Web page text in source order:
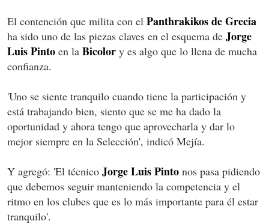
El contención que milita con el Panthrakikos de Grecia
ha sido uno de las piezas claves en el esquema de Jorge
Luis Pinto en la Bicolor y es algo que lo llena de mucha
confianza.
'Uno se siente tranquilo cuando tiene la participación y
está trabajando bien, siento que se me ha dado la
oportunidad y ahora tengo que aprovecharla y dar lo
mejor siempre en la Selección', indicó Mejía.
Y agregó: 'El técnico Jorge Luis Pinto nos pasa pidiendo
que debemos seguir manteniendo la competencia y el
ritmo en los clubes que es lo más importante para él estar
tranquilo'.